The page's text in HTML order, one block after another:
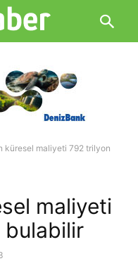
küresel maliyeti 792 trilyon
maliyeti
bulabilir